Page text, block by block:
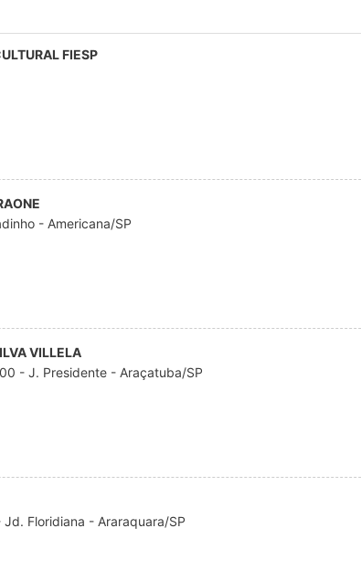
FIESP
- Americana/SP
VILLELA
- J. Presidente - Araçatuba/SP
Floridiana - Araraquara/SP